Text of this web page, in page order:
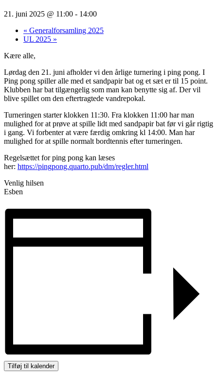
21. juni 2025 @ 11:00 - 14:00
« Generalforsamling 2025
UL 2025 »
Kære alle,
Lørdag den 21. juni afholder vi den årlige turnering i ping pong. I
Ping pong spiller alle med et sandpapir bat og et sæt er til 15 point.
Klubben har bat tilgængelig som man kan benytte sig af. Der vil
blive spillet om den eftertragtede vandrepokal.
Turneringen starter klokken 11:30. Fra klokken 11:00 har man
mulighed for at prøve at spille lidt med sandpapir bat før vi går rigtig
i gang. Vi forbenter at være færdig omkring kl 14:00. Man har
mulighed for at spille normalt bordtennis efter turneringen.
Regelsættet for ping pong kan læses
her: https://pingpong.quarto.pub/dm/regler.html
Venlig hilsen
Esben
Tilføj til kalender